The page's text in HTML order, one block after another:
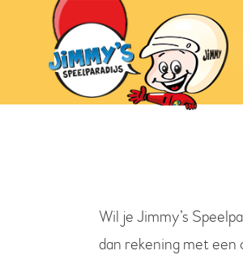
Wil je Jimmy’s
dan rekening met een